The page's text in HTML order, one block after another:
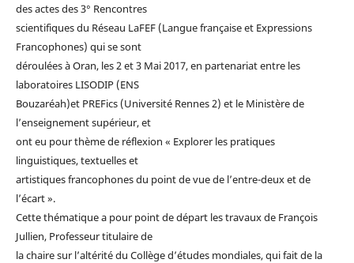
des actes des 3° Rencontres
scientifiques du Réseau LaFEF (Langue française et Expressions
Francophones) qui se sont
déroulées à Oran, les 2 et 3 Mai 2017, en partenariat entre les
laboratoires LISODIP (ENS
Bouzaréah)et PREFics (Université Rennes 2) et le Ministère de
l’enseignement supérieur, et
ont eu pour thème de réflexion « Explorer les pratiques
linguistiques, textuelles et
artistiques francophones du point de vue de l’entre-deux et de
l’écart ».
Cette thématique a pour point de départ les travaux de François
Jullien, Professeur titulaire de
la chaire sur l’altérité du Collège d’études mondiales, qui fait de la